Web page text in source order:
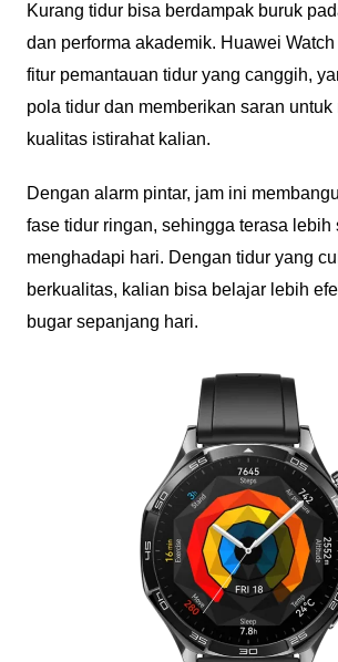
Kurang tidur bisa berdampak buruk
dan performa akademik. Huawei
fitur pemantauan tidur yang canggih,
pola tidur dan memberikan saran untuk
kualitas istirahat kalian.
Dengan alarm pintar, jam ini
fase tidur ringan, sehingga terasa lebih
menghadapi hari. Dengan tidur yang
berkualitas, kalian bisa belajar lebih
bugar sepanjang hari.